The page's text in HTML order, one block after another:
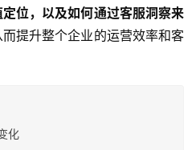
位，以及如何通过客服洞察来
而提升整个企业的运营效率和客
化